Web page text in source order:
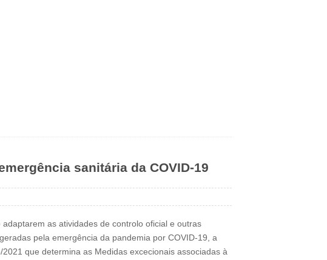
sanitária da COVID-19
as atividades de controlo oficial e outras
pela emergência da pandemia por COVID-19, a
2021 que determina as Medidas excecionais associadas à